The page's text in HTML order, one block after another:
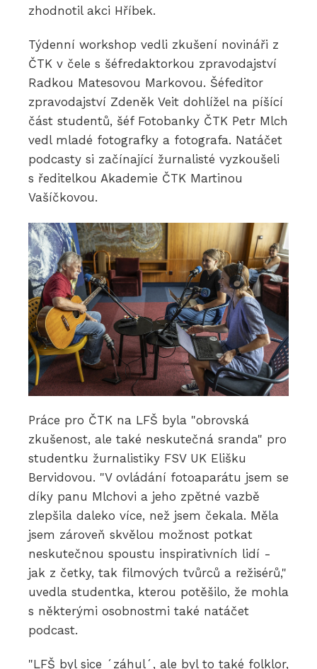
zhodnotil akci Hříbek.
Týdenní workshop vedli zkušení novináři z
ČTK v čele s šéfredaktorkou zpravodajství
Radkou Matesovou Markovou. Šéfeditor
zpravodajství Zdeněk Veit dohlížel na píšící
část studentů, šéf Fotobanky ČTK Petr Mlch
vedl mladé fotografky a fotografa. Natáčet
podcasty si začínající žurnalisté vyzkoušeli
s ředitelkou Akademie ČTK Martinou
Vašíčkovou.
Práce pro ČTK na LFŠ byla "obrovská
zkušenost, ale také neskutečná sranda" pro
studentku žurnalistiky FSV UK Elišku
Bervidovou. "V ovládání fotoaparátu jsem se
díky panu Mlchovi a jeho zpětné vazbě
zlepšila daleko více, než jsem čekala. Měla
jsem zároveň skvělou možnost potkat
neskutečnou spoustu inspirativních lidí -
jak z četky, tak filmových tvůrců a režisérů,"
uvedla studentka, kterou potěšilo, že mohla
s některými osobnostmi také natáčet
podcast.
"LFŠ byl sice ´záhul´, ale byl to také folklor,